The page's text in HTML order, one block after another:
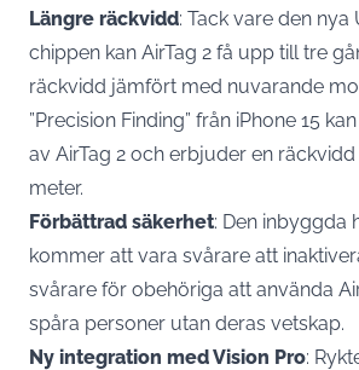
Längre räckvidd: Tack vare den
chippen kan AirTag 2 få upp till tre
räckvidd jämfört med nuvarande
”Precision Finding” från iPhone 15
av AirTag 2 och erbjuder en
meter.
Förbättrad säkerhet: Den inbyggda
kommer att vara svårare att
svårare för obehöriga att använda
spåra personer utan deras vetskap.
Ny integration med Vision Pro: